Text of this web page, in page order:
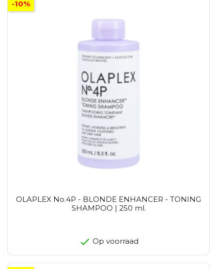
OLAPLEX No.4P - BLONDE ENHANCER - TONING
SHAMPOO | 250 ml.
-10%
Op voorraad